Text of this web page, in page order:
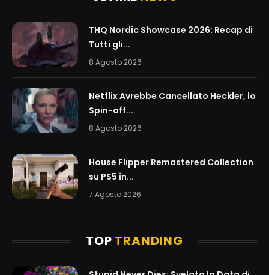
THQ Nordic Showcase 2026: Recap di
Tutti gli...
8 Agosto 2026
Netflix Avrebbe Cancellato Heckler, lo
Spin-off...
8 Agosto 2026
House Flipper Remastered Collection
su PS5 in...
7 Agosto 2026
TOP TRANDING